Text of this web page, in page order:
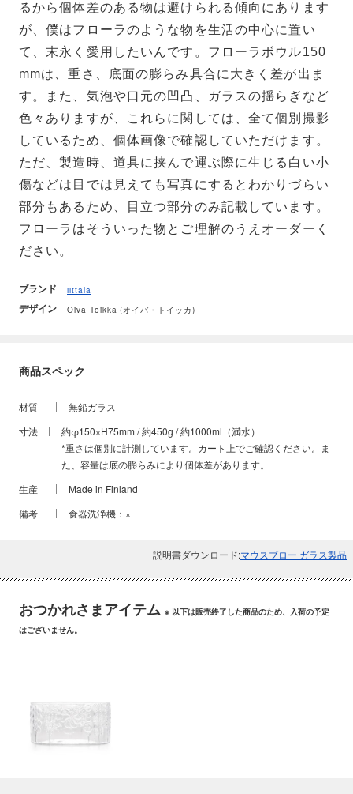
るから個体差のある物は避けられる傾向にあります
が、僕はフローラのような物を生活の中心に置い
て、末永く愛用したいんです。フローラボウル150
mmは、重さ、底面の膨らみ具合に大きく差が出ま
す。また、気泡や口元の凹凸、ガラスの揺らぎなど
色々ありますが、これらに関しては、全て個別撮影
しているため、個体画像で確認していただけます。
ただ、製造時、道具に挟んで運ぶ際に生じる白い小
傷などは目では見えても写真にするとわかりづらい
部分もあるため、目立つ部分のみ記載しています。
フローラはそういった物とご理解のうえオーダーく
ださい。
ブランド iittala
デザイン Oiva Toikka (オイバ・トイッカ)
商品スペック
材質
無鉛ガラス
寸法
約φ150×H75mm / 約450g / 約1000ml（満水）
*重さは個別に計測しています。カート上でご確認ください。ま
た、容量は底の膨らみにより個体差があります。
生産
Made in Finland
備考
食器洗浄機：×
説明書ダウンロード:マウスブロー ガラス製品
おつかれさまアイテム ※ 以下は販売終了した商品のため、入荷の予定
はございません。